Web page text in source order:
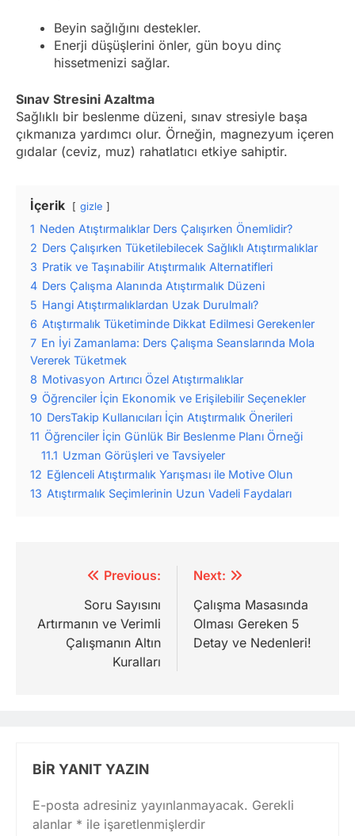
Beyin sağlığını destekler.
Enerji düşüşlerini önler, gün boyu dinç
hissetmenizi sağlar.
Sınav Stresini Azaltma
Sağlıklı bir beslenme düzeni, sınav stresiyle başa
çıkmanıza yardımcı olur. Örneğin, magnezyum içeren
gıdalar (ceviz, muz) rahatlatıcı etkiye sahiptir.
İçerik gizle
1 Neden Atıştırmalıklar Ders Çalışırken Önemlidir?
2 Ders Çalışırken Tüketilebilecek Sağlıklı Atıştırmalıklar
3 Pratik ve Taşınabilir Atıştırmalık Alternatifleri
4 Ders Çalışma Alanında Atıştırmalık Düzeni
5 Hangi Atıştırmalıklardan Uzak Durulmalı?
6 Atıştırmalık Tüketiminde Dikkat Edilmesi Gerekenler
7 En İyi Zamanlama: Ders Çalışma Seanslarında Mola
Vererek Tüketmek
8 Motivasyon Artırıcı Özel Atıştırmalıklar
9 Öğrenciler İçin Ekonomik ve Erişilebilir Seçenekler
10 DersTakip Kullanıcıları İçin Atıştırmalık Önerileri
11 Öğrenciler İçin Günlük Bir Beslenme Planı Örneği
11.1 Uzman Görüşleri ve Tavsiyeler
12 Eğlenceli Atıştırmalık Yarışması ile Motive Olun
13 Atıştırmalık Seçimlerinin Uzun Vadeli Faydaları
gezinmesi
Previous:
Soru Sayısını
Artırmanın ve Verimli
Çalışmanın Altın
Kuralları
Next:
Çalışma Masasında
Olması Gereken 5
Detay ve Nedenleri!
BIR YANIT YAZIN
E-posta adresiniz yayınlanmayacak. Gerekli
alanlar * ile işaretlenmişlerdir